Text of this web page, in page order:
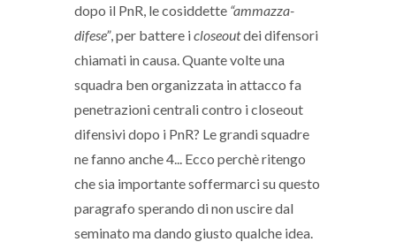
dopo il PnR, le cosiddette “ammazza-
difese”, per battere icloseoutdei difensori
chiamati in causa. Quante volte una
squadra ben organizzata in attacco fa
penetrazioni centrali contro i closeout
difensivi dopo i PnR? Le grandi squadre
ne fanno anche 4... Ecco perchè ritengo
che sia importante soffermarci su questo
paragrafo sperando di non uscire dal
seminato ma dando giusto qualche idea.